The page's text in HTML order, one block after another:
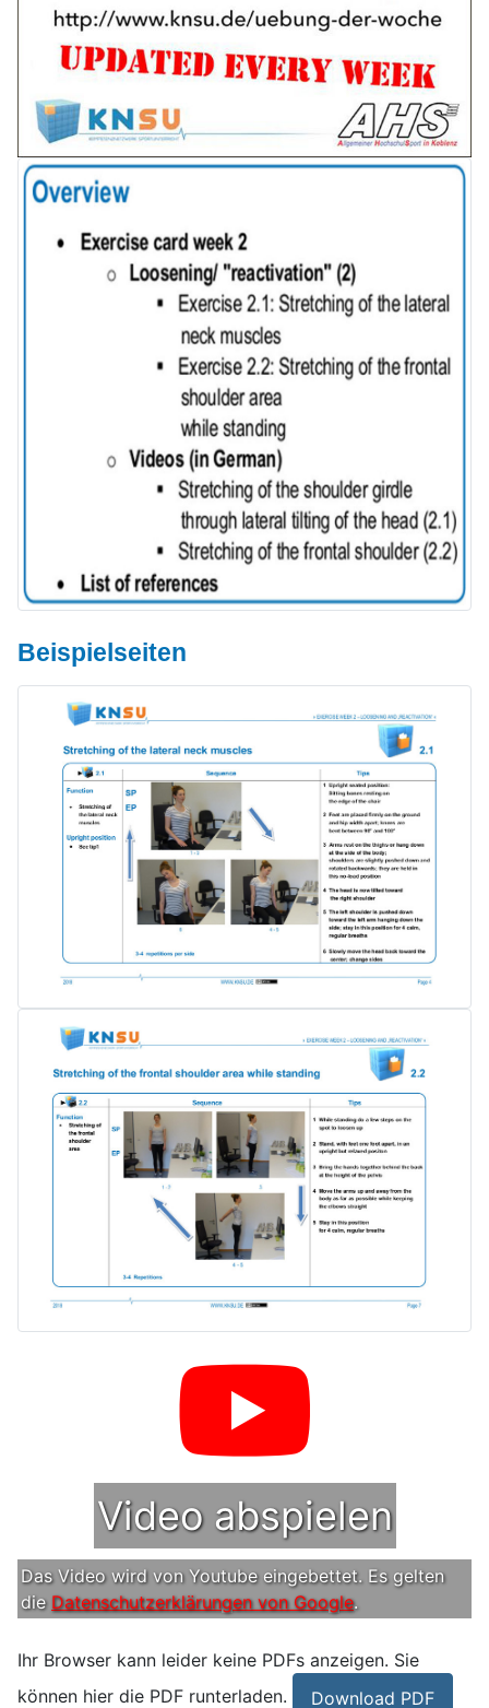
Beispielseiten
Video abspielen
Das Video wird von Youtube eingebettet. Es gelten
die Datenschutzerklärungen von Google.
Ihr Browser kann leider keine PDFs anzeigen. Sie
können hier die PDF runterladen.
Download PDF